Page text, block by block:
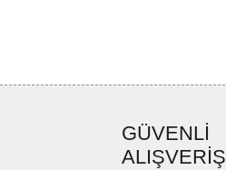
GÜVENLİ
ALIŞVERİŞ